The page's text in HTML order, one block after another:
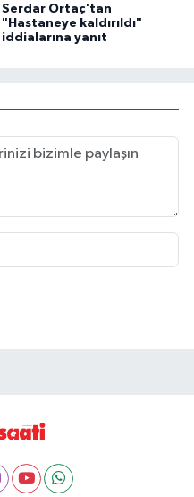
Serdar Ortaç'tan
"Hastaneye kaldırıldı"
iddialarına yanıt